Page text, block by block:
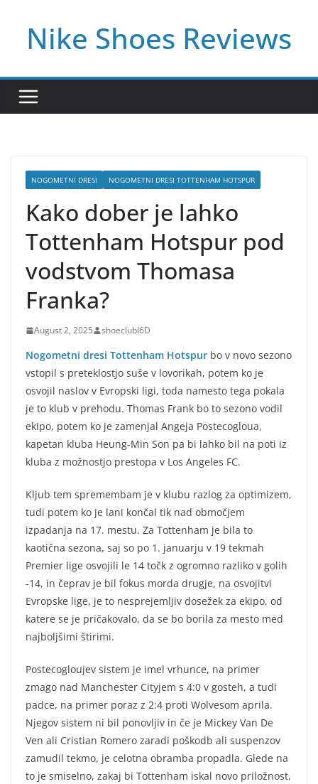
contentNike Shoes Reviews
NOGOMETNI DRESI NOGOMETNI DRESI TOTTENHAM HOTSPUR
Kako dober je lahko
Tottenham Hotspur pod
vodstvom Thomasa
Franka?
August 2, 2025 shoeclubl6D
Nogometni dresi Tottenham Hotspur bo v novo sezono
vstopil s preteklostjo suše v lovorikah, potem ko je
osvojil naslov v Evropski ligi, toda namesto tega pokala
je to klub v prehodu. Thomas Frank bo to sezono vodil
ekipo, potem ko je zamenjal Angeja Postecogloua,
kapetan kluba Heung-Min Son pa bi lahko bil na poti iz
kluba z možnostjo prestopa v Los Angeles FC.
Kljub tem spremembam je v klubu razlog za optimizem,
tudi potem ko je lani končal tik nad območjem
izpadanja na 17. mestu. Za Tottenham je bila to
kaotična sezona, saj so po 1. januarju v 19 tekmah
Premier lige osvojili le 14 točk z ogromno razliko v golih
-14, in čeprav je bil fokus morda drugje, na osvojitvi
Evropske lige, je to nesprejemljiv dosežek za ekipo, od
katere se je pričakovalo, da se bo borila za mesto med
najboljšimi štirimi.
Postecogloujev sistem je imel vrhunce, na primer
zmago nad Manchester Cityjem s 4:0 v gosteh, a tudi
padce, na primer poraz z 2:4 proti Wolvesom aprila.
Njegov sistem ni bil ponovljiv in če je Mickey Van De
Ven ali Cristian Romero zaradi poškodb ali suspenzov
zamudil tekmo, je celotna obramba propadla. Glede na
to je smiselno, zakaj bi Tottenham iskal novo priložnost,